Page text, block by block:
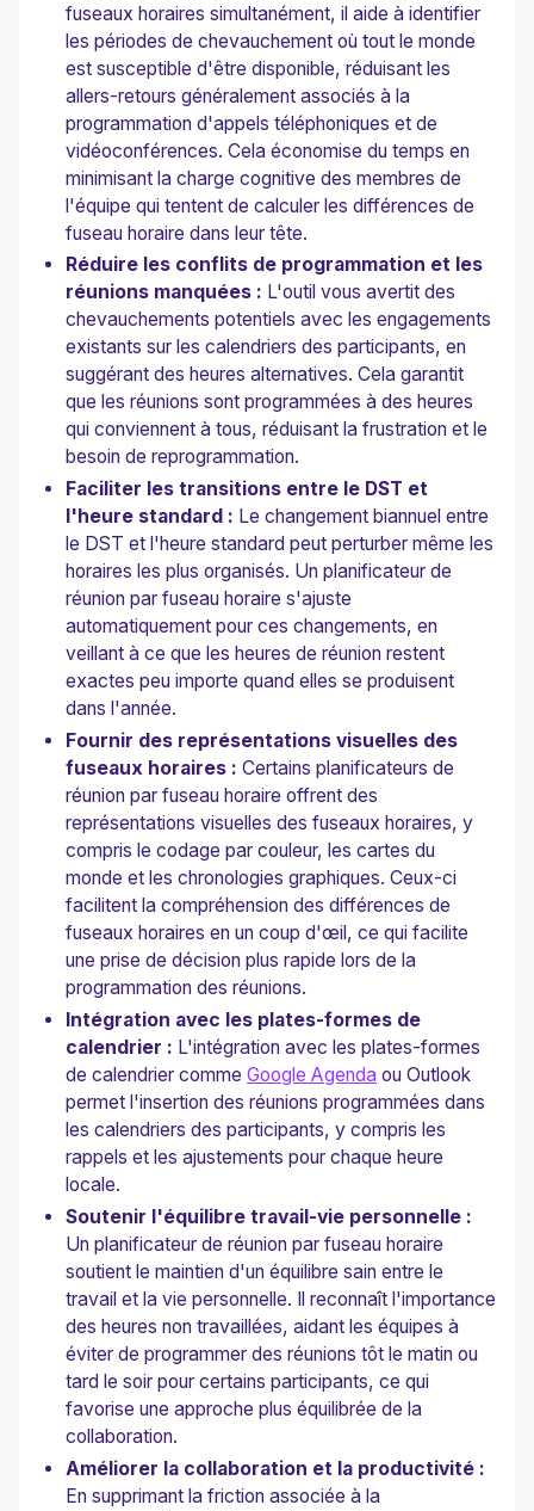
fuseaux horaires simultanément, il aide à identifier
les périodes de chevauchement où tout le monde
est susceptible d'être disponible, réduisant les
allers-retours généralement associés à la
programmation d'appels téléphoniques et de
vidéoconférences. Cela économise du temps en
minimisant la charge cognitive des membres de
l'équipe qui tentent de calculer les différences de
fuseau horaire dans leur tête.
Réduire les conflits de programmation et les
réunions manquées : L'outil vous avertit des
chevauchements potentiels avec les engagements
existants sur les calendriers des participants, en
suggérant des heures alternatives. Cela garantit
que les réunions sont programmées à des heures
qui conviennent à tous, réduisant la frustration et le
besoin de reprogrammation.
Faciliter les transitions entre le DST et
l'heure standard : Le changement biannuel entre
le DST et l'heure standard peut perturber même les
horaires les plus organisés. Un planificateur de
réunion par fuseau horaire s'ajuste
automatiquement pour ces changements, en
veillant à ce que les heures de réunion restent
exactes peu importe quand elles se produisent
dans l'année.
Fournir des représentations visuelles des
fuseaux horaires :Certains planificateurs de
réunion par fuseau horaire offrent des
représentations visuelles des fuseaux horaires, y
compris le codage par couleur, les cartes du
monde et les chronologies graphiques. Ceux-ci
facilitent la compréhension des différences de
fuseaux horaires en un coup d'œil, ce qui facilite
une prise de décision plus rapide lors de la
programmation des réunions.
Intégration avec les plates-formes de
calendrier : L'intégration avec les plates-formes
de calendrier commeGoogle Agenda ou Outlook
permet l'insertion des réunions programmées dans
les calendriers des participants, y compris les
rappels et les ajustements pour chaque heure
locale.
Soutenir l'équilibre travail-vie personnelle :
Un planificateur de réunion par fuseau horaire
soutient le maintien d'un équilibre sain entre le
travail et la vie personnelle. Il reconnaît l'importance
des heures non travaillées, aidant les équipes à
éviter de programmer des réunions tôt le matin ou
tard le soir pour certains participants, ce qui
favorise une approche plus équilibrée de la
collaboration.
Améliorer la collaboration et la productivité :
En supprimant la friction associée à la